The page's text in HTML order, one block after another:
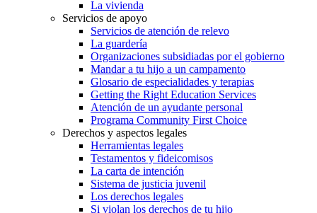
La vivienda
Servicios de apoyo
Servicios de atención de relevo
La guardería
Organizaciones subsidiadas por el gobierno
Mandar a tu hijo a un campamento
Glosario de especialidades y terapias
Getting the Right Education Services
Atención de un ayudante personal
Programa Community First Choice
Derechos y aspectos legales
Herramientas legales
Testamentos y fideicomisos
La carta de intención
Sistema de justicia juvenil
Los derechos legales
Si violan los derechos de tu hijo